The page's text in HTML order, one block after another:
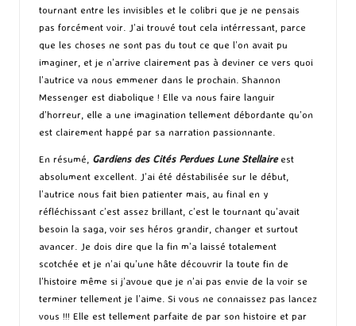
tournant entre les invisibles et le colibri que je ne pensais
pas forcément voir. J’ai trouvé tout cela intérressant, parce
que les choses ne sont pas du tout ce que l’on avait pu
imaginer, et je n’arrive clairement pas à deviner ce vers quoi
l’autrice va nous emmener dans le prochain. Shannon
Messenger est diabolique ! Elle va nous faire languir
d’horreur, elle a une imagination tellement débordante qu’on
est clairement happé par sa narration passionnante.
En résumé, Gardiens des Cités Perdues Lune Stellaireest
absolument excellent. J’ai été déstabilisée sur le début,
l’autrice nous fait bien patienter mais, au final en y
réfléchissant c’est assez brillant, c’est le tournant qu’avait
besoin la saga, voir ses héros grandir, changer et surtout
avancer. Je dois dire que la fin m’a laissé totalement
scotchée et je n’ai qu’une hâte découvrir la toute fin de
l’histoire même si j’avoue que je n’ai pas envie de la voir se
terminer tellement je l’aime. Si vous ne connaissez pas lancez
vous !!! Elle est tellement parfaite de par son histoire et par